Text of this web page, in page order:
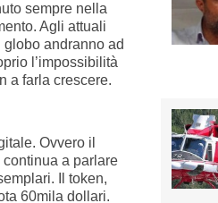
sempre nella
Agli attuali
andranno ad
l’impossibilità
a farla crescere.
Ovvero il
a parlare
Il token,
60mila dollari.